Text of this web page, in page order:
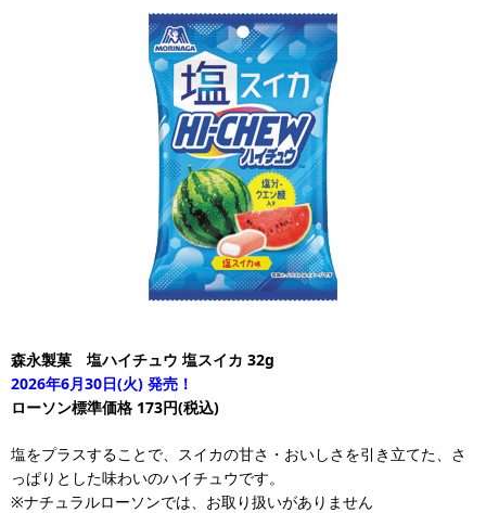
森永製菓 塩ハイチュウ 塩スイカ 32g
2026年6月30日(火) 発売！
ローソン標準価格 173円(税込)
塩をプラスすることで、スイカの甘さ・おいしさを引き立てた、さ
っぱりとした味わいのハイチュウです。
※ナチュラルローソンでは、お取り扱いがありません